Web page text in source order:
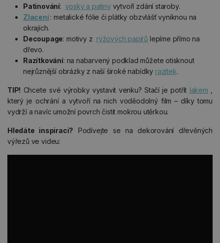
Patinování: vosky a patinyvytvoří zdání staroby.
Zlacení: metalické fólie či plátky obzvlášť vyniknou na
okrajích.
Decoupage: motivy z rýžových papírů lepíme přímo na
dřevo.
Razítkování: na nabarvený podklad můžete otisknout
nejrůznější obrázky z naší široké nabídky razítek.
TIP! Chcete své výrobky vystavit venku? Stačí je potřít lakem
který je ochrání a vytvoří na nich voděodolný film – díky tomu
vydrží a navíc umožní povrch čistit mokrou utěrkou.
Hledáte inspiraci? Podívejte se na dekorování dřevěných
výřezů ve videu: